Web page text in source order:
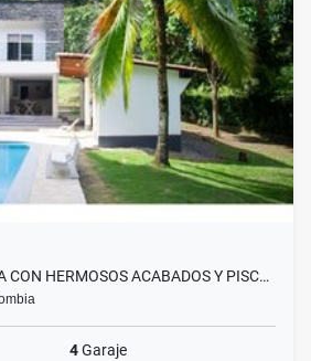
CON HERMOSOS ACABADOS Y PISC…
4Garaje